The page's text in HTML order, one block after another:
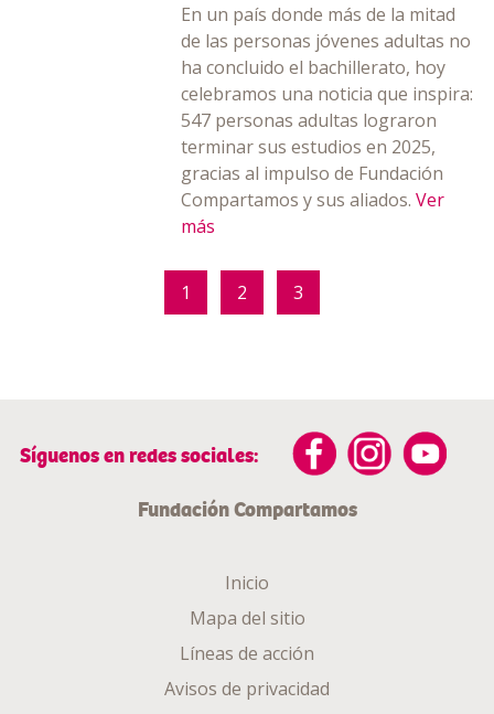
En un país donde más de la mitad
de las personas jóvenes adultas no
ha concluido el bachillerato, hoy
celebramos una noticia que inspira:
547 personas adultas lograron
terminar sus estudios en 2025,
gracias al impulso de Fundación
Compartamos y sus aliados.Ver
más
1 2 3
Síguenos en redes sociales:
Fundación Compartamos
Inicio
Mapa del sitio
Líneas de acción
Avisos de privacidad